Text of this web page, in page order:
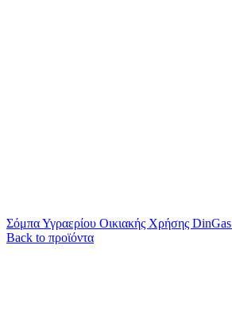
Σόμπα Υγραερίου Οικιακής Χρήσης DinGas
Back to προϊόντα